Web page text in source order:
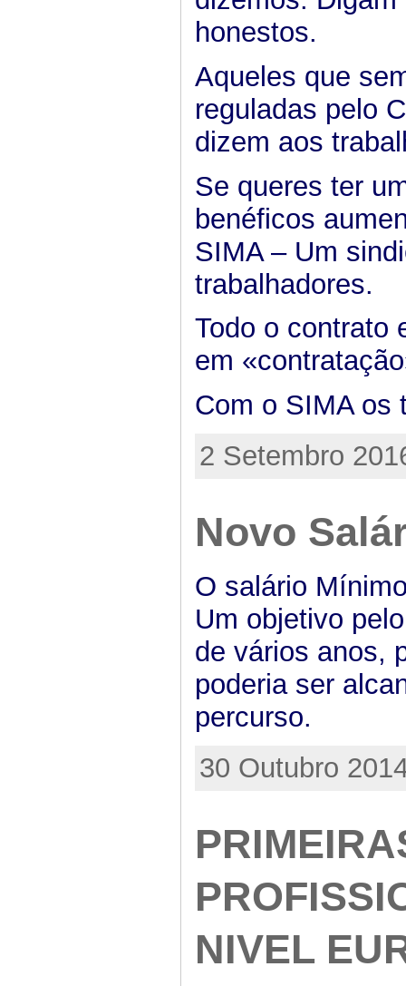
honestos.
Aqueles que
reguladas pelo
dizem aos
Se queres ter
benéficos
SIMA – Um
trabalhadores.
Todo o contrato
em
Com o SIMA os
2 Setembro
Novo
O salário
Um objetivo
de vários anos,
poderia ser
percurso.
30 Outubro
NIVEL